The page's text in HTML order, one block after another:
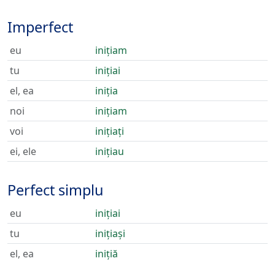
Imperfect
eu
inițiam
tu
inițiai
el, ea
iniția
noi
inițiam
voi
inițiați
ei, ele
inițiau
Perfect simplu
eu
inițiai
tu
inițiași
el, ea
inițiă